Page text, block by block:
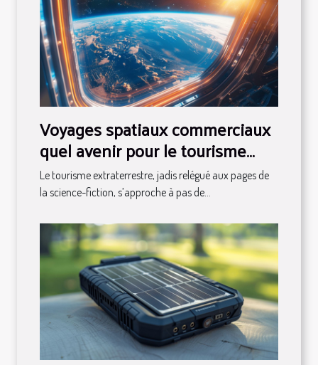
Voyages spatiaux commerciaux
quel avenir pour le tourisme
extraterrestre
Le tourisme extraterrestre, jadis relégué aux pages de
la science-fiction, s’approche à pas de...